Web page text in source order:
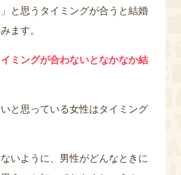
と思うタイミングが合うと結婚
ます。
ミングが合わないとなかなか結
と思っている女性はタイミング
いように、男性がどんなときに